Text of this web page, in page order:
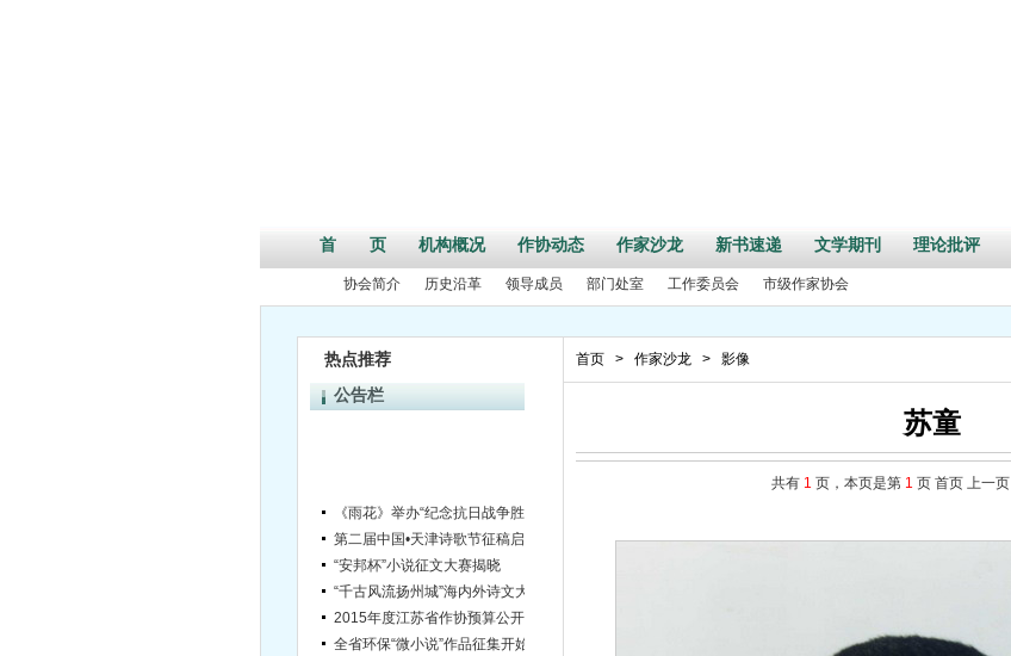
首 页 机构概况 作协动态 作家沙龙 新书速递 文学期刊 理论批评
协会简介 历史沿革 领导成员 部门处室 工作委员会 市级作家协会
热点推荐
公告栏
第二届中国•天津诗歌节征稿启事
“安邦杯”小说征文大赛揭晓
首页 > 作家沙龙 > 影像
苏童
共有 1 页，本页是第 1 页 首页 上一页